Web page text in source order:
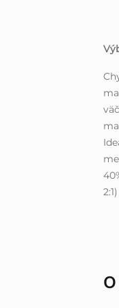
2:1)